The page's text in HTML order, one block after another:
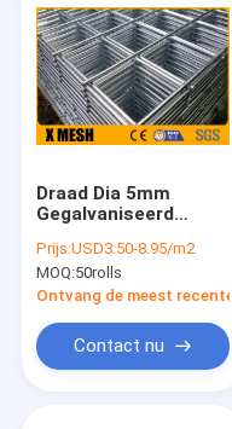
Draad Dia 5mm
Gegalvaniseerd
ASTM A185 voor de
Bouw
Prijs:USD3.50-8.95/m2
MOQ:50rolls
Ontvang de meest recente
Contact nu